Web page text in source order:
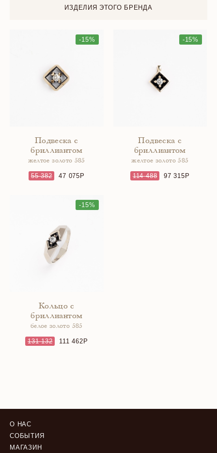
ИЗДЕЛИЯ ЭТОГО БРЕНДА
-15%
Подвеска с
бриллиантом
желтое золото 585
55 382 47 075
-15%
Подвеска с
бриллиантом
желтое золото 585
114 488 97 315
-15%
Кольцо с
бриллиантом
белое золото 585
131 132 111 462
О НАС
СОБЫТИЯ
МАГАЗИН